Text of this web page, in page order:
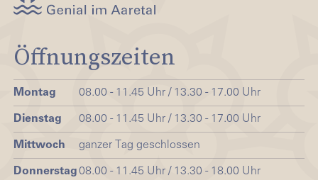
Öffnungszeiten
Montag 08.00 - 11.45 Uhr / 13.30 - 17.00 Uhr
Dienstag 08.00 - 11.45 Uhr / 13.30 - 17.00 Uhr
Mittwoch ganzer Tag geschlossen
Donnerstag08.00 - 11.45 Uhr / 13.30 - 18.00 Uhr